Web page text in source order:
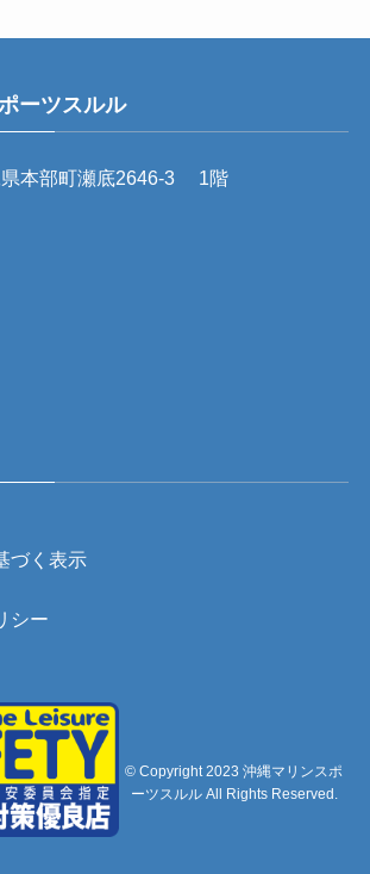
ーツスルル
県本部町瀬底2646-3 1階
づく表示
シー
© Copyright 2023 沖縄マリンスポ
ーツスルル All Rights Reserved.